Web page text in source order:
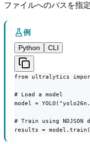
ファイルへのパスを指
例
Python
CLI
from ultralytics import
# Load a model
model =
# Train using NDJSON
results =